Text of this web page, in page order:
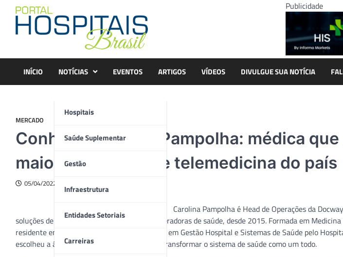
content
Publicidade
INÍCIO NOTÍCIAS
Hospitais
Saúde Suplementar
Gestão
Infraestrutura
Entidades Setoriais
Carreiras
EVENTOS ARTIGOS VÍDEOS DIVULGUE SUA NOTÍCIA
MERCADO
Conheça Carolina Pampolha: médica
maiores equipes de telemedicina do país
05/04/2022
Carolina Pampolha é Head de Operações da
soluções de saúde digital para empresas e operadoras de saúde, desde 2015. Formada em
residente em Medicina Preventiva com frente em Gestão Hospital e Sistemas de Saúde pelo
escolheu a área da gestão com o objetivo de transformar o sistema de saúde como um todo.